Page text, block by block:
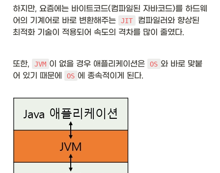
하지만, 요즘에는 바이트코드(컴파일된 자바코드)를 하드웨
어의 기계어로 바로 변환해주는
JIT
컴파일러와 향상된
최적화 기술이 적용되어 속도의 격차를 많이 줄였다.
또한, JVM 이 없을 경우 애플리케이션은 OS 와 바로 맞붙
어 있기 때문에
OS 에 종속적이게 된다.